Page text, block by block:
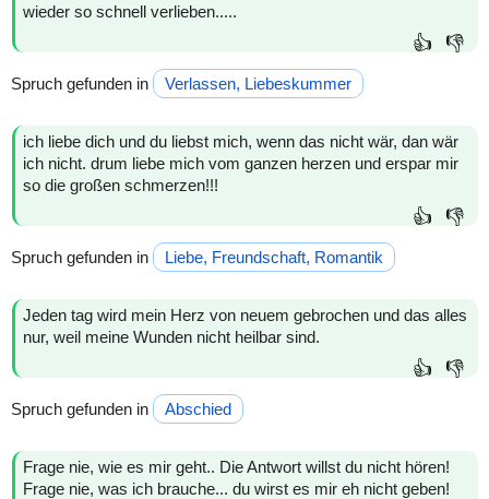
wieder so schnell verlieben.....
👍 👎
Spruch gefunden in Verlassen, Liebeskummer
ich liebe dich und du liebst mich, wenn das nicht wär, dan wär
ich nicht. drum liebe mich vom ganzen herzen und erspar mir
so die großen schmerzen!!!
👍 👎
Spruch gefunden in Liebe, Freundschaft, Romantik
Jeden tag wird mein Herz von neuem gebrochen und das alles
nur, weil meine Wunden nicht heilbar sind.
👍 👎
Spruch gefunden in Abschied
Frage nie, wie es mir geht.. Die Antwort willst du nicht hören!
Frage nie, was ich brauche... du wirst es mir eh nicht geben!